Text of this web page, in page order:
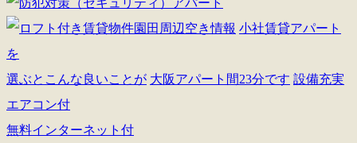
小社賃貸アパート
を
選ぶとこんな良いことが 大阪アパート間23分です 設備充実
エアコン付
無料インターネット付